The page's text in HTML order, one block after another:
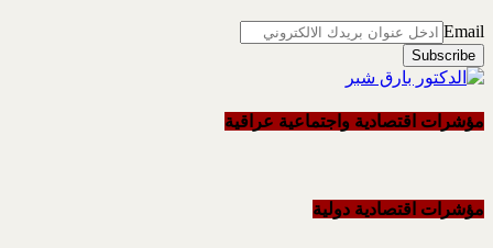
Email
مؤشرات اقتصادية واجتماعية عراقية
مؤشرات اقتصادية دولية